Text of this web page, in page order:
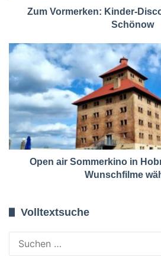
Zum Vormerken: Kinder-
Schönow
Open air Sommerkino in
Wunschfilme
Volltextsuche